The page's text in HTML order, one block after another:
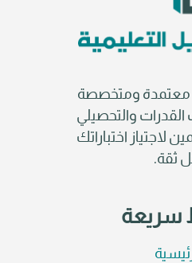
ومتخصصة
والتحصيلي
لاجتياز اختباراتك
ثقة.
سريعة